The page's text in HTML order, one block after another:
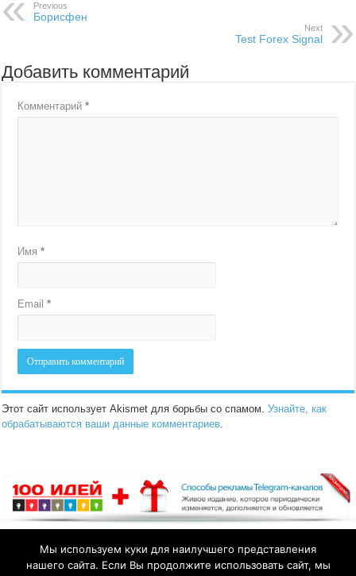
Previous
Борисфен
Next
Test Forex Signal
Добавить комментарий
Комментарий*
Имя*
Email*
Этот сайт использует Akismet для борьбы со спамом.Узнайте, как
обрабатываются ваши данные комментариев.
Мы используем куки для наилучшего представления
нашего сайта. Если Вы продолжите использовать сайт, мы